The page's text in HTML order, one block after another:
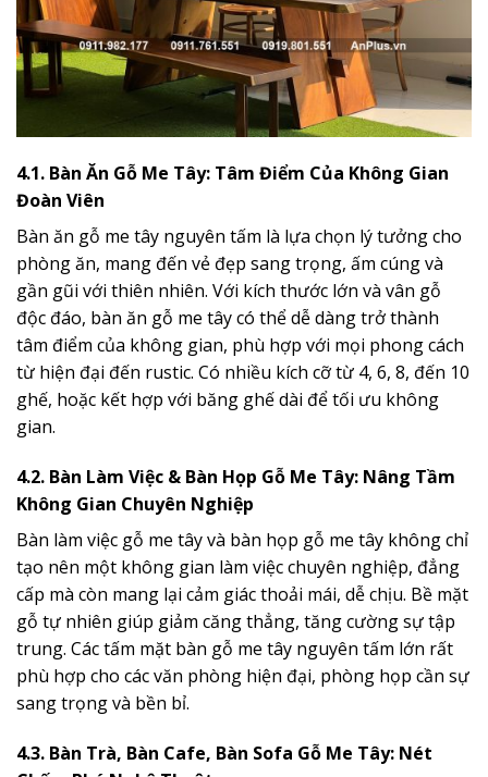
4.1. Bàn Ăn Gỗ Me Tây: Tâm Điểm Của Không Gian
Đoàn Viên
Bàn ăn gỗ me tây nguyên tấm là lựa chọn lý tưởng cho
phòng ăn, mang đến vẻ đẹp sang trọng, ấm cúng và
gần gũi với thiên nhiên. Với kích thước lớn và vân gỗ
độc đáo, bàn ăn gỗ me tây có thể dễ dàng trở thành
tâm điểm của không gian, phù hợp với mọi phong cách
từ hiện đại đến rustic. Có nhiều kích cỡ từ 4, 6, 8, đến 10
ghế, hoặc kết hợp với băng ghế dài để tối ưu không
gian.
4.2. Bàn Làm Việc & Bàn Họp Gỗ Me Tây: Nâng Tầm
Không Gian Chuyên Nghiệp
Bàn làm việc gỗ me tây và bàn họp gỗ me tây không chỉ
tạo nên một không gian làm việc chuyên nghiệp, đẳng
cấp mà còn mang lại cảm giác thoải mái, dễ chịu. Bề mặt
gỗ tự nhiên giúp giảm căng thẳng, tăng cường sự tập
trung. Các tấm mặt bàn gỗ me tây nguyên tấm lớn rất
phù hợp cho các văn phòng hiện đại, phòng họp cần sự
sang trọng và bền bỉ.
4.3. Bàn Trà, Bàn Cafe, Bàn Sofa Gỗ Me Tây: Nét